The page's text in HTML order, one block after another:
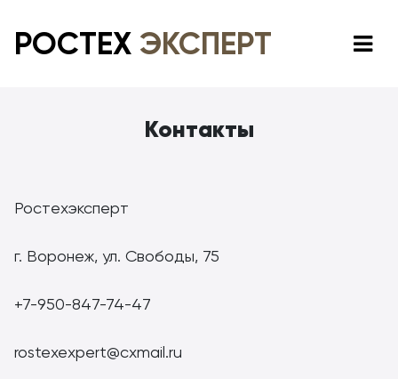
РОСТЕХ ЭКСПЕРТ
Контакты
Ростехэксперт
г. Воронеж, ул. Свободы, 75
+7-950-847-74-47
rostexexpert@cxmail.ru